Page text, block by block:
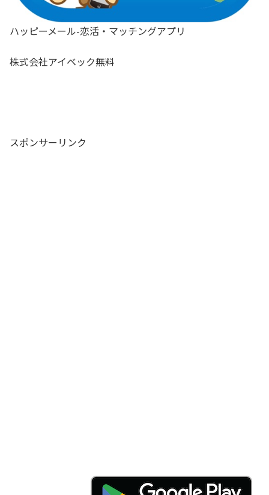
ハッピーメール-恋活・マッチングアプリ
株式会社アイベック無料
スポンサーリンク